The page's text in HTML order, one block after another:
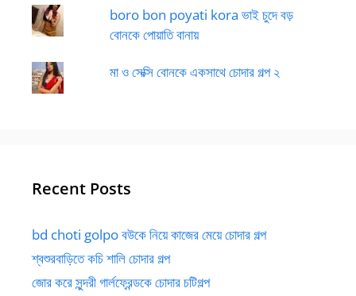
boro bon poyati kora ভাই চুদে বড়
বোনকে পোয়াতি বানায়
মা ও সেক্সি বোনকে একসাথে চোদার গল্প ২
Recent Posts
bd choti golpo বউকে নিয়ে কাজের মেয়ে চোদার গল্প
শ্বশুরবাড়িতে কচি শালি চোদার গল্প
জোর করে সুন্দরী গার্লফ্রেন্ডকে চোদার চটিগল্প